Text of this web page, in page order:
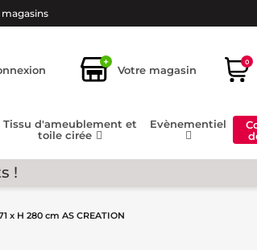
+
Votre magasin
0
Tissu d'ameublement et
toile cirée
Evènementiel
!
H 280 cm AS CREATION